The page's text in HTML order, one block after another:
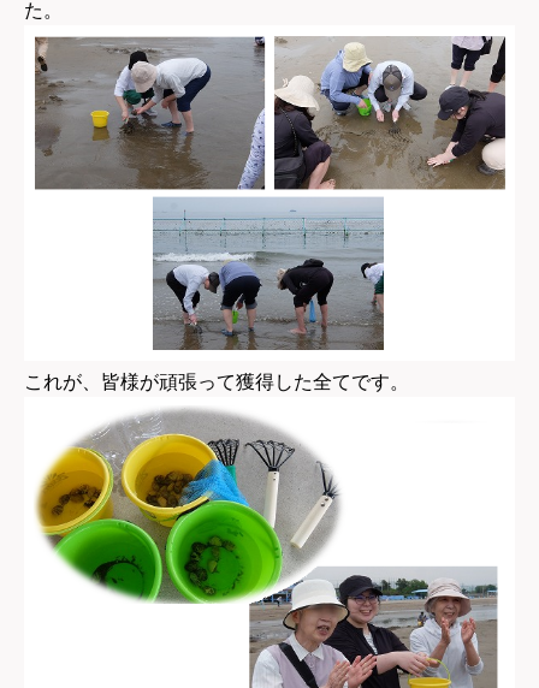
た。
これが、皆様が頑張って獲得した全てです。